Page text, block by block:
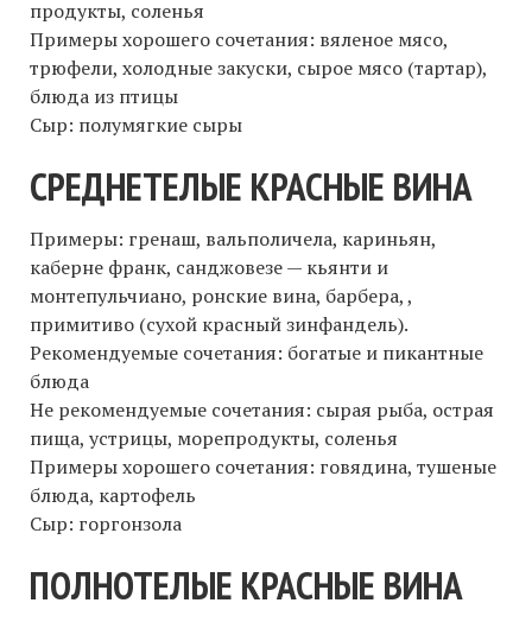
продукты, соленья
Примеры хорошего сочетания: вяленое мясо,
трюфели, холодные закуски, сырое мясо (тартар),
блюда из птицы
Сыр: полумягкие сыры
СРЕДНЕТЕЛЫЕ КРАСНЫЕ ВИНА
Примеры: гренаш, вальполичела, кариньян,
каберне франк, санджовезе — кьянти и
монтепульчиано, ронские вина, барбера, ,
примитиво (сухой красный зинфандель).
Рекомендуемые сочетания: богатые и пикантные
блюда
Не рекомендуемые сочетания: сырая рыба, острая
пища, устрицы, морепродукты, соленья
Примеры хорошего сочетания: говядина, тушеные
блюда, картофель
Сыр: горгонзола
ПОЛНОТЕЛЫЕ КРАСНЫЕ ВИНА